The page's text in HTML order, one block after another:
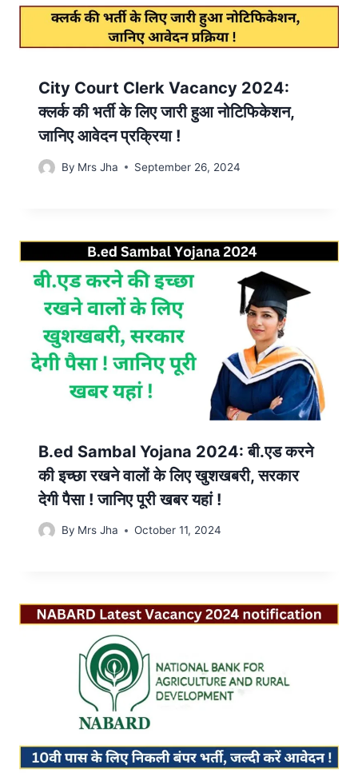
City Court Clerk Vacancy 2024:
क्लर्क की भर्ती के लिए जारी हुआ नोटिफिकेशन,
जानिए आवेदन प्रक्रिया !
By Mrs Jha September 26, 2024
B.ed Sambal Yojana 2024: बी.एड करने
की इच्छा रखने वालों के लिए खुशखबरी, सरकार
देगी पैसा ! जानिए पूरी खबर यहां !
By Mrs Jha October 11, 2024